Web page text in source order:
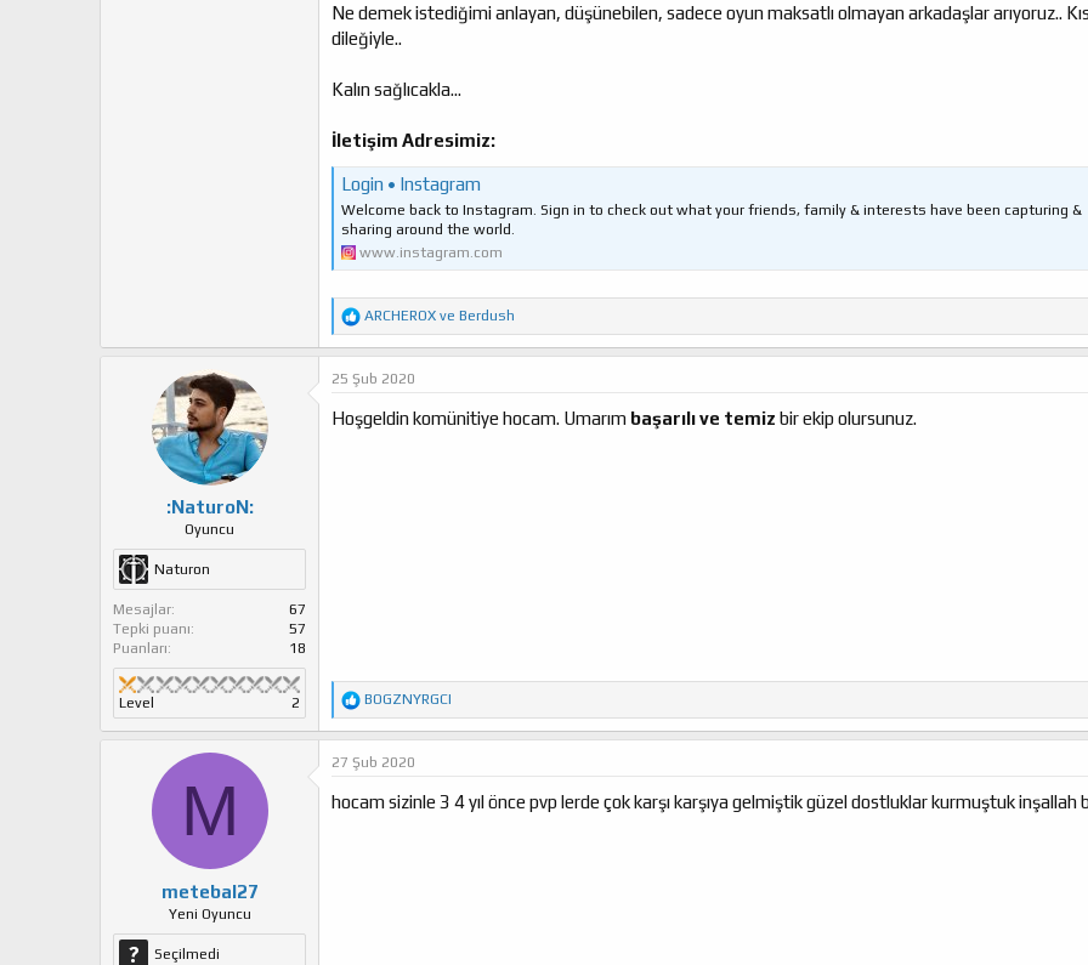
Ne demek istediğimi anlayan, düşünebilen, sadece oyun maksatlı olmayan arkadaşlar arıyoruz..
dileğiyle..
Kalın sağlıcakla...
İletişim Adresimiz:
Login • Instagram
Welcome back to Instagram. Sign in to check out what your friends, family & interests have been capturing &
sharing around the world.
www.instagram.com
T
e
p
e
ARCHEROX ve Berdush
:NaturoN:
Oyuncu
Naturon
Mesajlar
67
Tepki puanı
57
Puanları
18
Level 2
25 Şub 2020
Hoşgeldin komünitiye hocam. Umarım başarılı ve temiz bir ekip olursunuz.
T
e
p
k
l
BOGZNYRGCI
M
metebal27
Yeni Oyuncu
Seçilmedi
27 Şub 2020
hocam sizinle 3 4 yıl önce pvp lerde çok karşı karşıya gelmiştik güzel dostluklar kurmuştuk inşallah